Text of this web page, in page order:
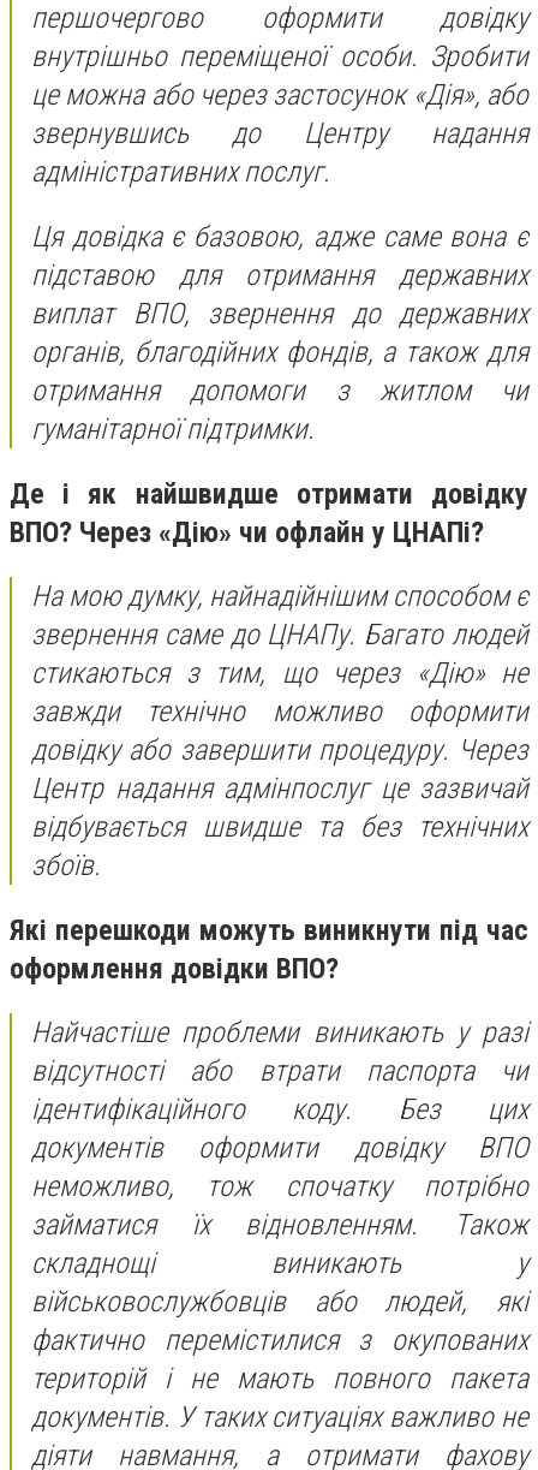
першочергово оформити довідку
внутрішньо переміщеної особи. Зробити
це можна або через застосунок «Дія», або
звернувшись до Центру надання
адміністративних послуг.
Ця довідка є базовою, адже саме вона є
підставою для отримання державних
виплат ВПО, звернення до державних
органів, благодійних фондів, а також для
отримання допомоги з житлом чи
гуманітарної підтримки.
Де і як найшвидше отримати довідку
ВПО? Через «Дію» чи офлайн у ЦНАПі?
На мою думку, найнадійнішим способом є
звернення саме до ЦНАПу. Багато людей
стикаються з тим, що через «Дію» не
завжди технічно можливо оформити
довідку або завершити процедуру. Через
Центр надання адмінпослуг це зазвичай
відбувається швидше та без технічних
збоїв.
Які перешкоди можуть виникнути під час
оформлення довідки ВПО?
Найчастіше проблеми виникають у разі
відсутності або втрати паспорта чи
ідентифікаційного коду. Без цих
документів оформити довідку ВПО
неможливо, тож спочатку потрібно
займатися їх відновленням. Також
складнощі виникають у
військовослужбовців або людей, які
фактично перемістилися з окупованих
територій і не мають повного пакета
документів. У таких ситуаціях важливо не
діяти навмання, а отримати фахову